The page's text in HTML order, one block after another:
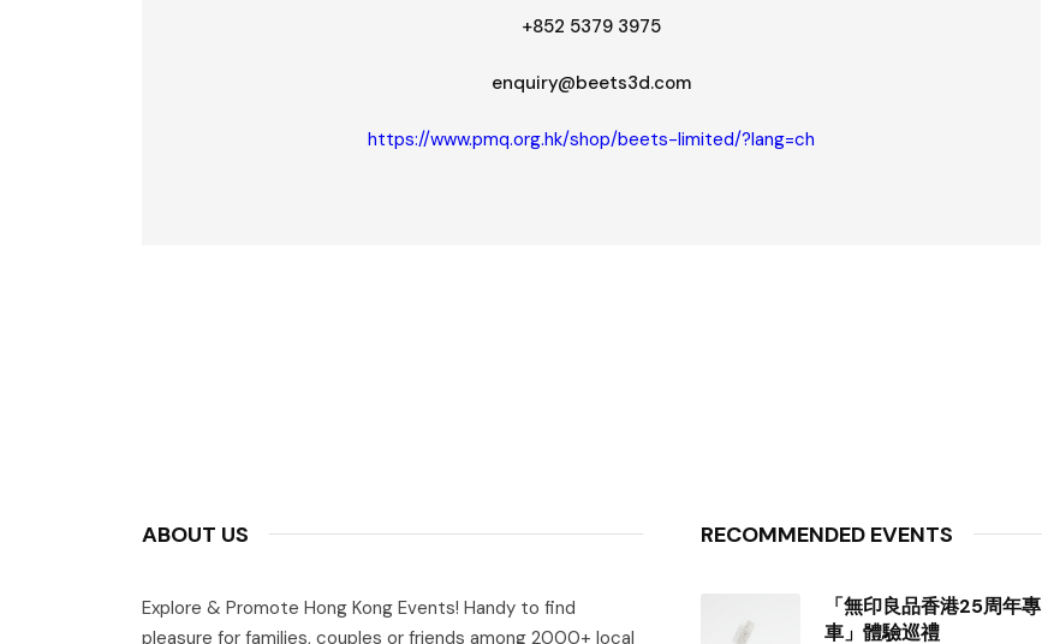
+852 5379 3975⁠
enquiry@beets3d.com
https://www.pmq.org.hk/shop/beets-limited/?lang=ch
ABOUT US
Explore & Promote Hong Kong Events! Handy to find
pleasure for families, couples or friends among 2000+ local
RECOMMENDED EVENTS
「無印良品香港25周年專
車」體驗巡禮